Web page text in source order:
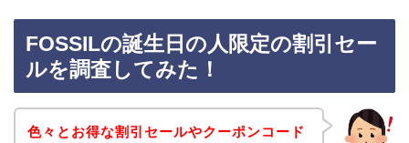
FOSSILの誕生日の人限定の割引セー
ルを調査してみた！
色々とお得な割引セールやクーポンコード